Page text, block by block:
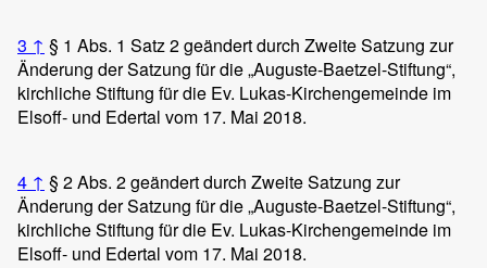
3 ↑ § 1 Abs. 1 Satz 2 geändert durch Zweite Satzung zur
Änderung der Satzung für die „Auguste-Baetzel-Stiftung“,
kirchliche Stiftung für die Ev. Lukas-Kirchengemeinde im
Elsoff- und Edertal vom 17. Mai 2018.
4 ↑ § 2 Abs. 2 geändert durch Zweite Satzung zur
Änderung der Satzung für die „Auguste-Baetzel-Stiftung“,
kirchliche Stiftung für die Ev. Lukas-Kirchengemeinde im
Elsoff- und Edertal vom 17. Mai 2018.